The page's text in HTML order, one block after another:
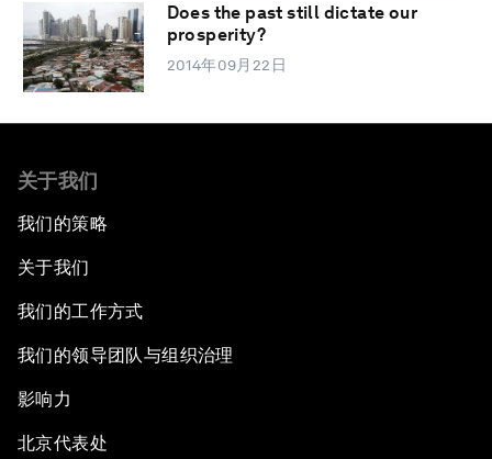
Does the past still dictate our
prosperity?
2014年09月22日
关于我们
我们的策略
关于我们
我们的工作方式
我们的领导团队与组织治理
影响力
北京代表处